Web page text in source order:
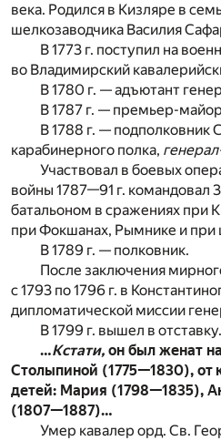
века. Родился в Кизляре в
шелкозаводчика Василия
В 1773 г. поступил на
во Владимирский
В 1780 г. — адъютант
В 1787 г. — премьер-
В 1788 г. — подполковник
карабинерного полка,
Участвовал в боевых
войны 1787—91 г. командовал
батальоном в сражениях при
при Фокшанах, Рымнике и
В 1789 г. — полковник.
После заключения
с 1793 по 1796 г. в
дипломатической миссии
В 1799 г. вышел в отставку.
…Кстати, он был женат
Столыпиной (1775—1830), от
детей: Мария (1798—1835),
(1807—1887)…
Умер кавалер орд. Св.